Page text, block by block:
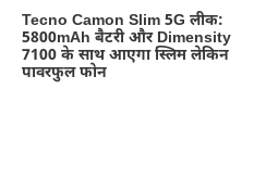
Tecno Camon Slim 5G लीक:
5800mAh बैटरी और Dimensity
7100 के साथ आएगा स्लिम लेकिन
पावरफुल फोन